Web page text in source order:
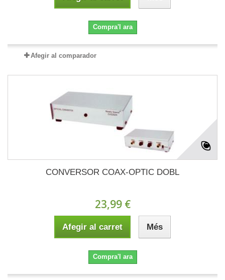
Compra'l ara
Afegir al comparador
CONVERSOR COAX-OPTIC DOBL
23,99 €
Afegir al carret Més
Compra'l ara